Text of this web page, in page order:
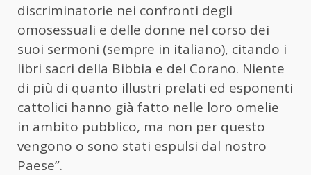
discriminatorie nei confronti degli
omosessuali e delle donne nel corso dei
suoi sermoni (sempre in italiano), citando i
libri sacri della Bibbia e del Corano. Niente
di più di quanto illustri prelati ed esponenti
cattolici hanno già fatto nelle loro omelie
in ambito pubblico, ma non per questo
vengono o sono stati espulsi dal nostro
Paese”.